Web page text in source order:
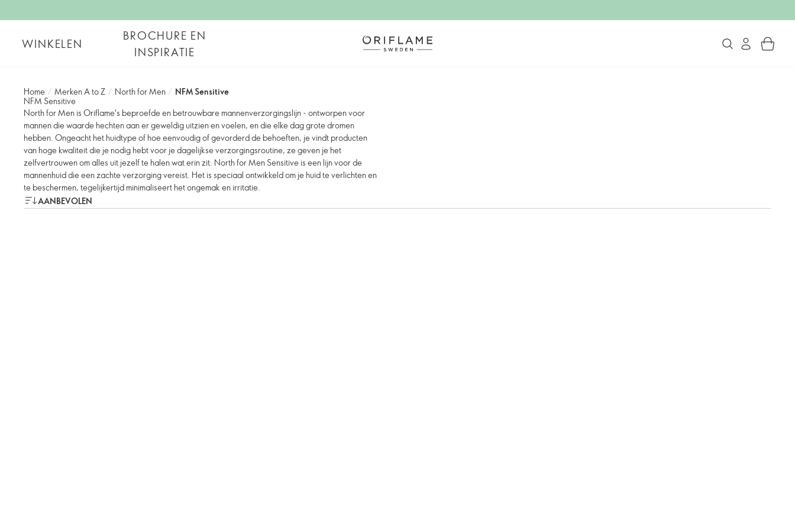
WINKELEN
BROCHURE EN
INSPIRATIE
Home / Merken A to Z / North for Men / NFM Sensitive
NFM Sensitive
North for Men is Oriflame's beproefde en betrouwbare mannenverzorgingslijn - ontworpen voor
mannen die waarde hechten aan er geweldig uitzien en voelen, en die elke dag grote dromen
hebben. Ongeacht het huidtype of hoe eenvoudig of gevorderd de behoeften, je vindt producten
van hoge kwaliteit die je nodig hebt voor je dagelijkse verzorgingsroutine, ze geven je het
zelfvertrouwen om alles uit jezelf te halen wat erin zit. North for Men Sensitive is een lijn voor de
mannenhuid die een zachte verzorging vereist. Het is speciaal ontwikkeld om je huid te verlichten en
te beschermen, tegelijkertijd minimaliseert het ongemak en irritatie.
AANBEVOLEN